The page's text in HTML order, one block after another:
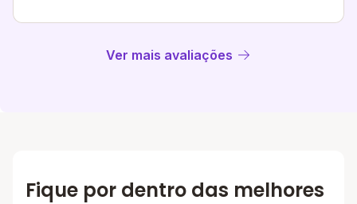
Ver mais avaliações
Fique por dentro das melhores